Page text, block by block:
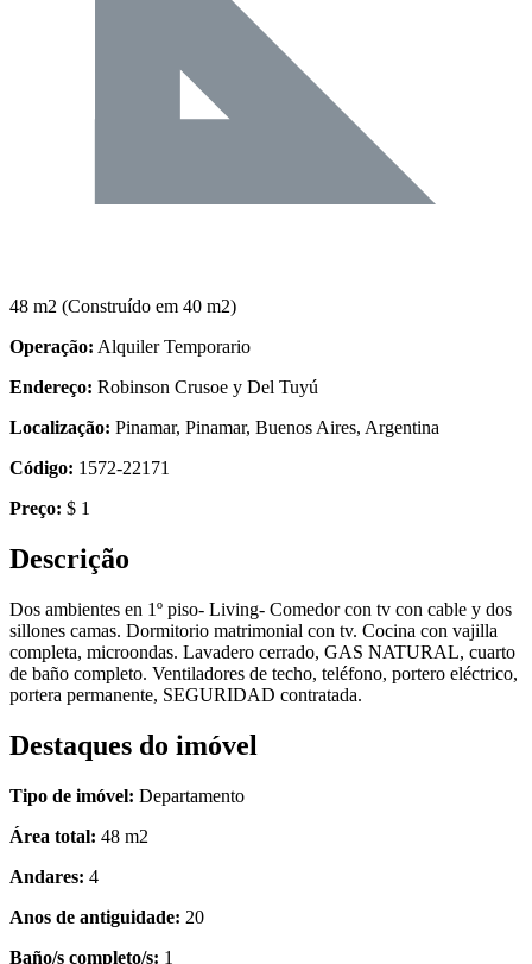
48 m2 (Construído em 40 m2)
Operação: Alquiler Temporario
Endereço: Robinson Crusoe y Del Tuyú
Localização: Pinamar, Pinamar, Buenos Aires, Argentina
Código: 1572-22171
Preço: $ 1
Descrição
Dos ambientes en 1º piso- Living- Comedor con tv con cable y dos
sillones camas. Dormitorio matrimonial con tv. Cocina con vajilla
completa, microondas. Lavadero cerrado, GAS NATURAL, cuarto
de baño completo. Ventiladores de techo, teléfono, portero eléctrico,
portera permanente, SEGURIDAD contratada.
Destaques do imóvel
Tipo de imóvel: Departamento
Área total: 48 m2
Andares: 4
Anos de antiguidade: 20
Baño/s completo/s: 1